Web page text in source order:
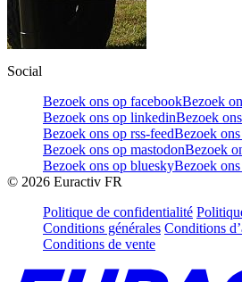
Social
Bezoek ons op facebookBezoek
Bezoek ons op linkedinBezoek
Bezoek ons op rss-feedBezoek
Bezoek ons op mastodonBezoek
Bezoek ons op blueskyBezoek
© 2026 Euractiv FR
Politique de confidentialité
Conditions générales Conditions
Conditions de vente